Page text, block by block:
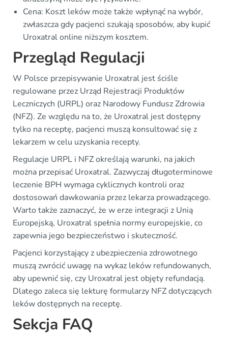
Cena: Koszt leków może także wpłynąć na wybór,
zwłaszcza gdy pacjenci szukają sposobów, aby kupić
Uroxatral online niższym kosztem.
Przegląd Regulacji
W Polsce przepisywanie Uroxatral jest ściśle
regulowane przez Urząd Rejestracji Produktów
Leczniczych (URPL) oraz Narodowy Fundusz Zdrowia
(NFZ). Ze względu na to, że Uroxatral jest dostępny
tylko na receptę, pacjenci muszą konsultować się z
lekarzem w celu uzyskania recepty.
Regulacje URPL i NFZ określają warunki, na jakich
można przepisać Uroxatral. Zazwyczaj długoterminowe
leczenie BPH wymaga cyklicznych kontroli oraz
dostosowań dawkowania przez lekarza prowadzącego.
Warto także zaznaczyć, że w erze integracji z Unią
Europejską, Uroxatral spełnia normy europejskie, co
zapewnia jego bezpieczeństwo i skuteczność.
Pacjenci korzystający z ubezpieczenia zdrowotnego
muszą zwrócić uwagę na wykaz leków refundowanych,
aby upewnić się, czy Uroxatral jest objęty refundacją.
Dlatego zaleca się lekturę formularzy NFZ dotyczących
leków dostępnych na receptę.
Sekcja FAQ